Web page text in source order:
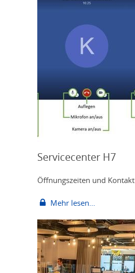
Servicecenter H7
Öffnungszeiten und Kontakt
Mehr lesen...